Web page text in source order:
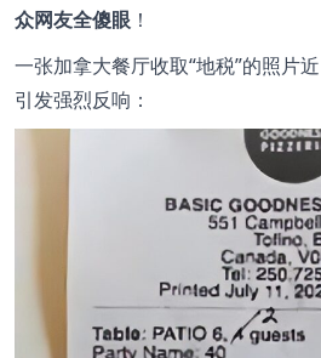
众网友全傻眼 ！
一张加拿大餐厅收取“地税”的照片
引发强烈反响：